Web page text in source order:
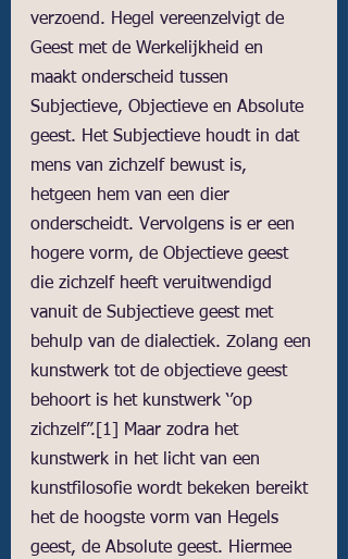
verzoend. Hegel vereenzelvigt de
Geest met de Werkelijkheid en
maakt onderscheid tussen
Subjectieve, Objectieve en Absolute
geest. Het Subjectieve houdt in dat
mens van zichzelf bewust is,
hetgeen hem van een dier
onderscheidt. Vervolgens is er een
hogere vorm, de Objectieve geest
die zichzelf heeft veruitwendigd
vanuit de Subjectieve geest met
behulp van de dialectiek. Zolang een
kunstwerk tot de objectieve geest
behoort is het kunstwerk ‘’op
zichzelf”. [1]
Maar zodra het
kunstwerk in het licht van een
kunstfilosofie wordt bekeken bereikt
het de hoogste vorm van Hegels
geest, de Absolute geest. Hiermee